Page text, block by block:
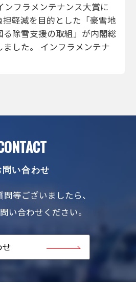
フラメンテナンス大賞に
軽減を目的とした「豪雪地
除雪支援の取組」が内閣総
した。 インフラメンテナ
問い合わせ
等ございましたら、
い合わせください。
せ